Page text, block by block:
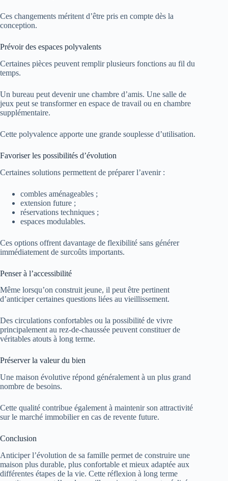
Ces changements méritent d’être pris en compte dès la
conception.
Prévoir des espaces polyvalents
Certaines pièces peuvent remplir plusieurs fonctions au fil du
temps.
Un bureau peut devenir une chambre d’amis. Une salle de
jeux peut se transformer en espace de travail ou en chambre
supplémentaire.
Cette polyvalence apporte une grande souplesse d’utilisation.
Favoriser les possibilités d’évolution
Certaines solutions permettent de préparer l’avenir :
combles aménageables ;
extension future ;
réservations techniques ;
espaces modulables.
Ces options offrent davantage de flexibilité sans générer
immédiatement de surcoûts importants.
Penser à l’accessibilité
Même lorsqu’on construit jeune, il peut être pertinent
d’anticiper certaines questions liées au vieillissement.
Des circulations confortables ou la possibilité de vivre
principalement au rez-de-chaussée peuvent constituer de
véritables atouts à long terme.
Préserver la valeur du bien
Une maison évolutive répond généralement à un plus grand
nombre de besoins.
Cette qualité contribue également à maintenir son attractivité
sur le marché immobilier en cas de revente future.
Conclusion
Anticiper l’évolution de sa famille permet de construire une
maison plus durable, plus confortable et mieux adaptée aux
différentes étapes de la vie. Cette réflexion à long terme